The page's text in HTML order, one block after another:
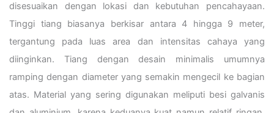
disesuaikan dengan lokasi dan kebutuhan pencahayaan.
Tinggi tiang biasanya berkisar antara 4 hingga 9 meter,
tergantung pada luas area dan intensitas cahaya yang
diinginkan. Tiang dengan desain minimalis umumnya
ramping dengan diameter yang semakin mengecil ke bagian
atas. Material yang sering digunakan meliputi besi galvanis